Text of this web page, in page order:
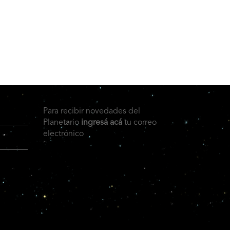
Para recibir novedades del
Planetario ingresá acá tu correo
electrónico